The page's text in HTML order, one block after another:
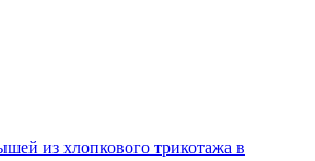
из хлопкового трикотажа в